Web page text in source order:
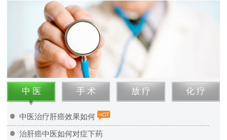
中 医 手 术 放 疗 化 疗
中医治疗肝癌效果如何
治肝癌中医如何对症下药